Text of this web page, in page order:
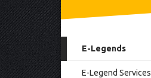
E-Legends
E-Legend Services